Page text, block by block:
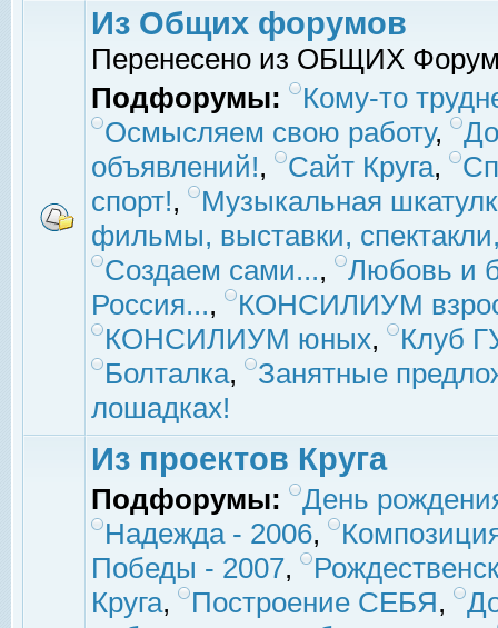
Из Общих форумов
Перенесено из ОБЩИХ
Подфорумы:
Кому-то
Осмысляем свою работу,
объявлений!, Сайт Круга,
спорт!,
Музыкальная
фильмы, выставки,
Создаем сами...,
Любовь и
Россия...,
КОНСИЛИУМ
КОНСИЛИУМ юных,
Клуб
Болталка,
Занятные
лошадках!
Из проектов Круга
Подфорумы:
День
Надежда - 2006,
Победы - 2007,
Круга, Построение СЕБЯ,